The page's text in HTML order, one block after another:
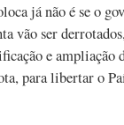
já não é se o
vão ser
e ampliação
para libertar o